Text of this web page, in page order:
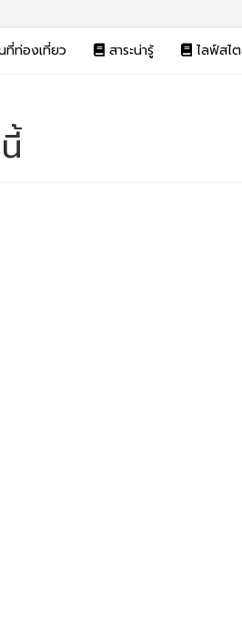
ท่องเที่ยว สาระน่ารู้ ไลฟ์สไ